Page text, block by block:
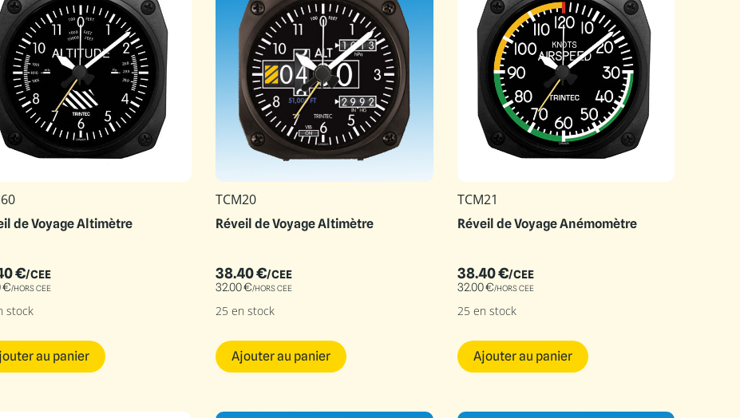
de Voyage Altimètre
€/CEE
€/HORS CEE
stock
au panier
TCM20
Réveil de Voyage Altimètre
38.40€/CEE
32.00€/HORS CEE
25 en stock
Ajouter au panier
TCM21
Réveil de Voyage Anémomètre
38.40€/CEE
32.00€/HORS CEE
25 en stock
Ajouter au panier